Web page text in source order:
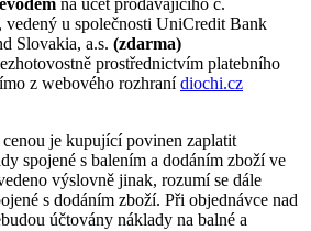
na účet prodávajícího č.
vedený u společnosti UniCredit Bank
Slovakia, a.s. (zdarma)
prostřednictvím platebního
z webového rozhranídiochi.cz
je kupující povinen zaplatit
spojené s balením a dodáním zboží ve
výslovně jinak, rozumí se dále
s dodáním zboží. Při objednávce nad
účtovány náklady na balné a